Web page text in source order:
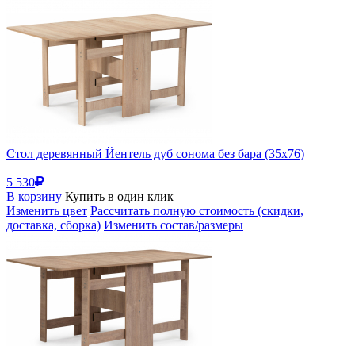
Стол деревянный Йентель дуб сонома без бара (35x76)
5 530
В корзину Купить в один клик
Изменить цвет Рассчитать полную стоимость (скидки,
доставка, сборка) Изменить состав/размеры